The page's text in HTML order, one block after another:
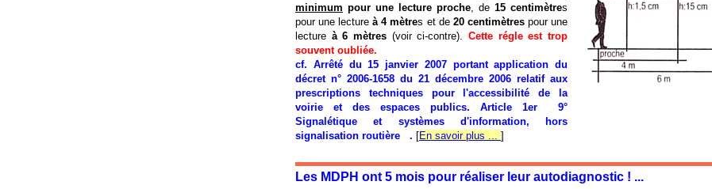
minimum pour une lecture proche, de 15 centimètres
pour une lecture à 4 mètres et de 20 centimètrespour une
lecture à 6 mètres (voir ci-contre). Cette régle est trop
souvent oubliée.
cf. Arrêté du 15 janvier 2007 portant application du
décret n° 2006-1658 du 21 décembre 2006 relatif aux
prescriptions techniques pour l'accessibilité de la
voirie et des espaces publics. Article 1er 9°
Signalétique et systèmes d'information, hors
signalisation routière . [En savoir plus ... ]
Les MDPH ont 5 mois pour réaliser leur autodiagnostic ! ...